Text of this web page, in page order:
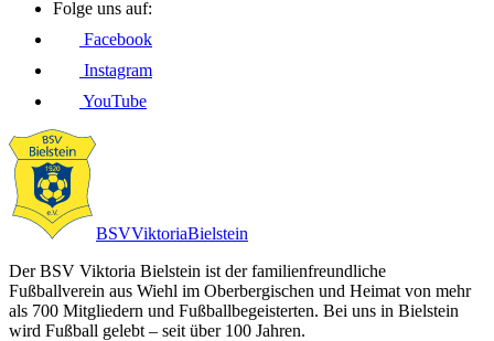
Folge uns auf:
Facebook
Instagram
YouTube
BSVViktoriaBielstein
Der BSV Viktoria Bielstein ist der familienfreundliche
Fußballverein aus Wiehl im Oberbergischen und Heimat von mehr
als 700 Mitgliedern und Fußballbegeisterten. Bei uns in Bielstein
wird Fußball gelebt – seit über 100 Jahren.